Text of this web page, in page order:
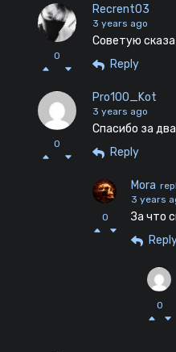
0
Recrent03
3 years ago
Советую
Reply
0
Pro100_Kot
3 years ago
Спасибо за
Reply
0
Mora
3 years
За что
0